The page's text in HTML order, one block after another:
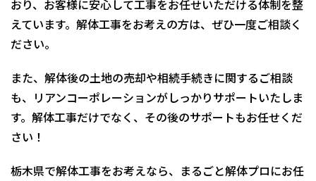
おり、お客様に安心して工事をお任せいただける体制を整
えています。解体工事をお考えの方は、ぜひ一度ご相談く
ださい。
また、解体後の土地の売却や相続手続きに関するご相談
も、リアンコーポレーションがしっかりサポートいたしま
す。解体工事だけでなく、その後のサポートもお任せくだ
さい！
栃木県で解体工事をお考えなら、まるごと解体プロにお任